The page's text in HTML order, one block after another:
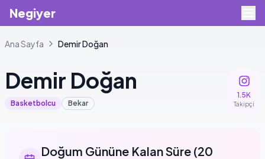
Negiyer
Ana Sayfa DemirDoğan
Demir Doğan
Basketbolcu Bekar
1.5K
Takipçi
Doğum Gününe Kalan Süre(20